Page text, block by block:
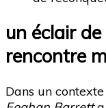
un éclair
rencontre
Dans un